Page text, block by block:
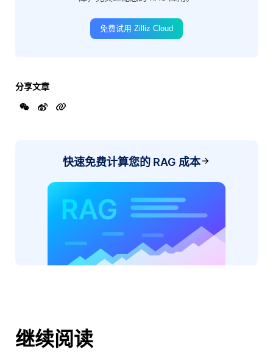
免费试用 Zilliz Cloud
分享文章
快速免费计算您的 RAG 成本
继续阅读